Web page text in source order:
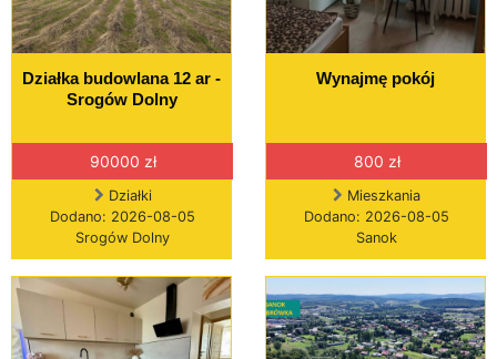
Działka budowlana 12 ar -
Srogów Dolny
90000 zł
Działki
Dodano: 2026-08-05
Srogów Dolny
Wynajmę pokój
800 zł
Mieszkania
Dodano: 2026-08-05
Sanok